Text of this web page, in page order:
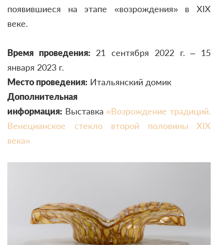
появившиеся на этапе «возрождения» в XIX
веке.
Время проведения: 21 сентября 2022 г. – 15
января 2023 г.
Место проведения: Итальянский домик
Дополнительная
информация: Выставка «Возрождение традиций.
Венецианское стекло второй половины XIX
века»